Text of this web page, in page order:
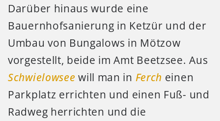
Darüber hinaus wurde eine
Bauernhofsanierung in Ketzür und der
Umbau von Bungalows in Mötzow
vorgestellt, beide im Amt Beetzsee. Aus
Schwielowsee will man in Ferch einen
Parkplatz errichten und einen Fuß- und
Radweg herrichten und die